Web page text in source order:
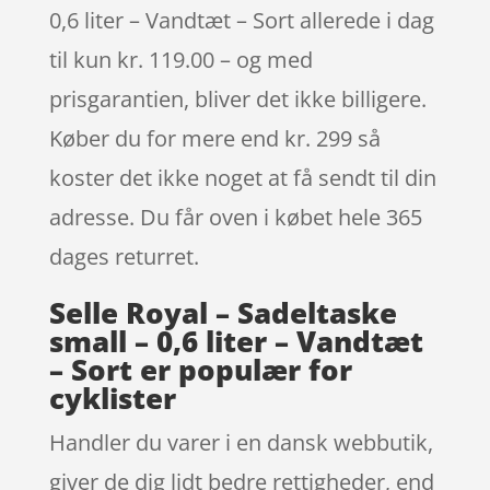
0,6 liter – Vandtæt – Sort allerede i dag
til kun kr. 119.00 – og med
prisgarantien, bliver det ikke billigere.
Køber du for mere end kr. 299 så
koster det ikke noget at få sendt til din
adresse. Du får oven i købet hele 365
dages returret.
Selle Royal – Sadeltaske
small – 0,6 liter – Vandtæt
– Sort er populær for
cyklister
Handler du varer i en dansk webbutik,
giver de dig lidt bedre rettigheder, end